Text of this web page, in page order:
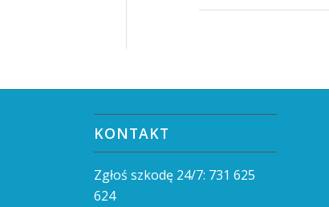
KONTAKT
Zgłoś szkodę 24/7: 731 625
624